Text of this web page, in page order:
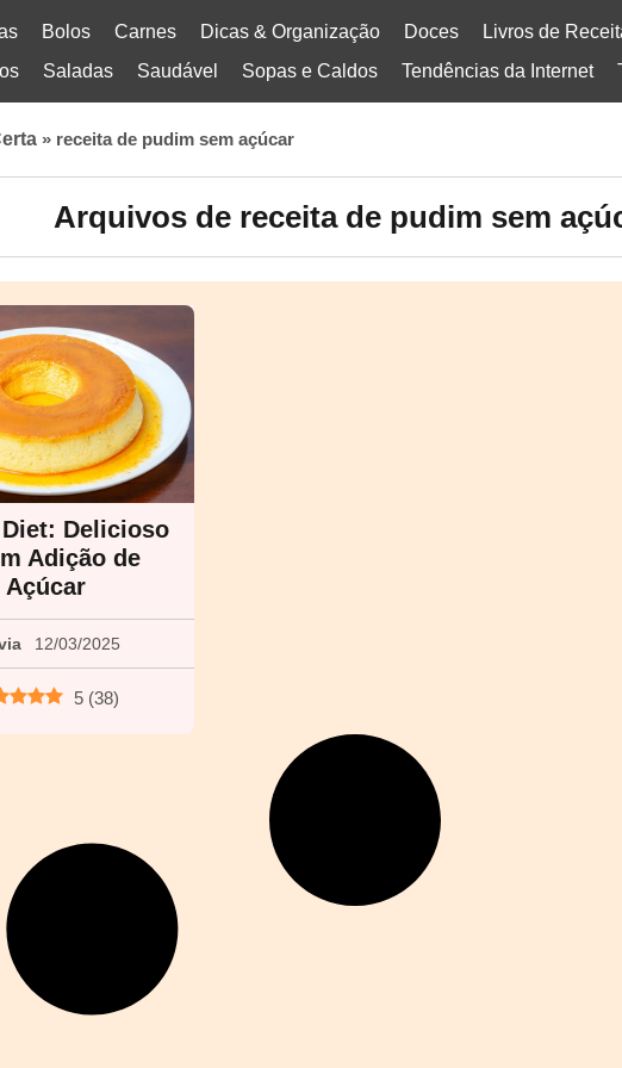
Bolos Carnes Dicas & Organização Doces
Livros de
Saladas Saudável Sopas e Caldos Tendências da Internet
» receita de pudim sem açúcar
Arquivos de receita de pudim sem
Delicioso
Adição de
Açúcar
12/03/2025
5 (38)